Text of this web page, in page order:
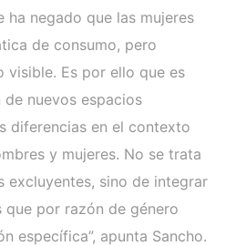
ha negado que las mujeres
de consumo, pero
visible. Es por ello que es
nuevos espacios
diferencias en el contexto
y mujeres. No se trata
excluyentes, sino de integrar
que por razón de género
específica”, apunta Sancho.